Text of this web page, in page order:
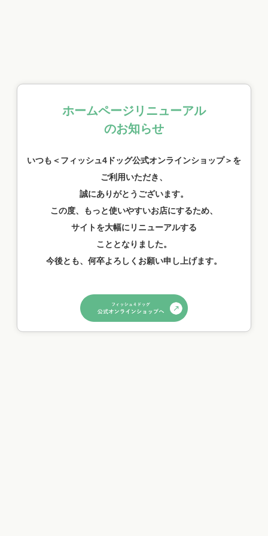
ホームページリニューアル
のお知らせ
いつも＜フィッシュ4ドッグ公式オンラインショップ＞を
ご利用いただき、
誠にありがとうございます。
この度、もっと使いやすいお店にするため、
サイトを大幅にリニューアルする
こととなりました。
今後とも、何卒よろしくお願い申し上げます。